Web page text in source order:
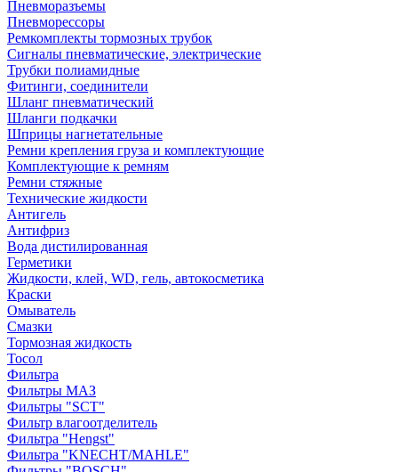
Пневморазъемы
Пневморессоры
Ремкомплекты тормозных трубок
Сигналы пневматические, электрические
Трубки полиамидные
Фитинги, соединители
Шланг пневматический
Шланги подкачки
Шприцы нагнетательные
Ремни крепления груза и комплектующие
Комплектующие к ремням
Ремни стяжные
Технические жидкости
Антигель
Антифриз
Вода дистилированная
Герметики
Жидкости, клей, WD, гель, автокосметика
Краски
Омыватель
Смазки
Тормозная жидкость
Тосол
Фильтра
Фильтры МАЗ
Фильтры "SCT"
Фильтр влагоотделитель
Фильтра "Hengst"
Фильтра "KNECHT/MAHLE"